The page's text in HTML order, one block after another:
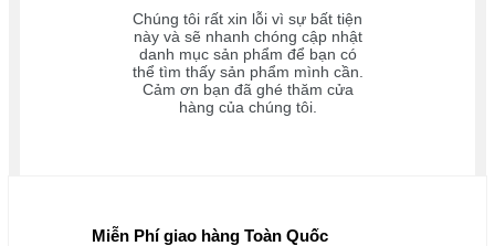
Chúng tôi rất xin lỗi vì sự bất tiện
này và sẽ nhanh chóng cập nhật
danh mục sản phẩm để bạn có
thể tìm thấy sản phẩm mình cần.
Cảm ơn bạn đã ghé thăm cửa
hàng của chúng tôi.
Miễn Phí giao hàng Toàn Quốc